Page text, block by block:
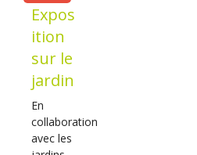
Expos
ition
sur le
jardin
En
collaboration
avec les